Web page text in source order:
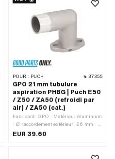
POUR : PUCH 37355
GPO 21 mm tubulure
aspiration PHBG | Puch E50
/ Z50 / ZA50 (refroidi par
air) / ZA50 (cat.)
Fabricant: GPO · Matériau: Aluminium
· Ø raccordement extérieur: 26 mm · Ø
intérieur: 21 mm · Distance entre les
EUR 39.60